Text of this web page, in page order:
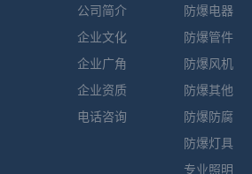
公司简介
企业文化
企业广角
企业资质
电话咨询
防爆电器
防爆管件
防爆风机
防爆其他
防爆防腐
防爆灯具
专业照明